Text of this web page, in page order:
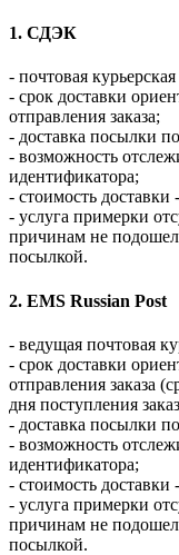
1. СДЭК
- почтовая
- срок доставки
отправления заказа;
- доставка посылки
- возможность
идентификатора;
- стоимость доставки
- услуга примерки
причинам не
посылкой.
2. EMS Russian Post
- ведущая почтовая
- срок доставки
отправления заказа
дня поступления
- доставка посылки
- возможность
идентификатора;
- стоимость доставки
- услуга примерки
причинам не
посылкой.